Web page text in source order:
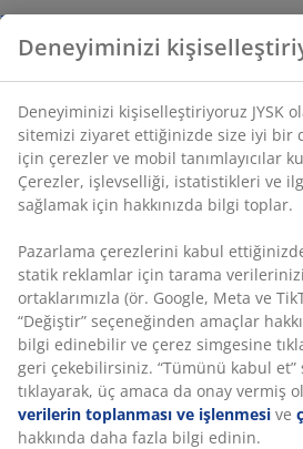
Deneyiminizi
Deneyiminizi kişiselleştiriyoruz JYSK
sitemizi ziyaret ettiğinizde size iyi bir
için çerezler ve mobil tanımlayıcılar
Çerezler, işlevselliği, istatistikleri ve
sağlamak için hakkınızda bilgi toplar.
Pazarlama çerezlerini kabul
statik reklamlar için tarama
ortaklarımızla (ör. Google, Meta ve
“Değiştir” seçeneğinden amaçlar
bilgi edinebilir ve çerez simgesine
geri çekebilirsiniz. “Tümünü kabul et”
tıklayarak, üç amaca da onay vermiş
verilerin toplanması ve işlenmesi ve
hakkında daha fazla bilgi edinin.